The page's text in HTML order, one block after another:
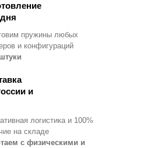
пружины любых
и конфигураций
и
логистика и 100%
на складе
с физическими и